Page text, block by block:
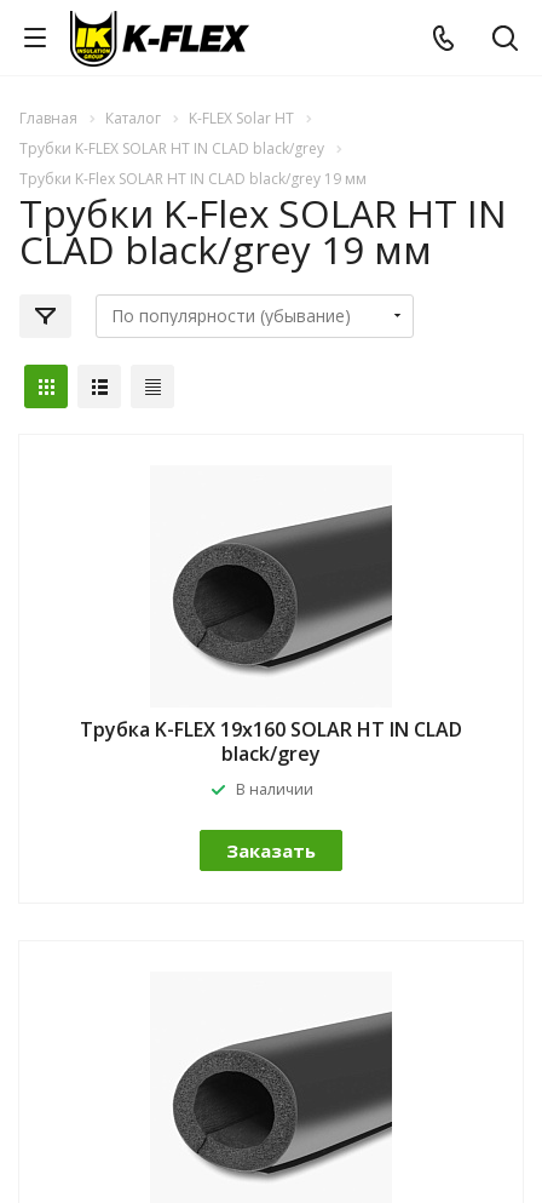
Главная Каталог
K-FLEX Solar HT
Трубки K-FLEX SOLAR HT IN CLAD black/grey
Трубки K-Flex SOLAR HT IN CLAD black/grey 19 мм
Трубки K-Flex SOLAR HT IN
CLAD black/grey 19 мм
Трубка K-FLEX 19x160 SOLAR HT IN CLAD
black/grey
В наличии
Заказать